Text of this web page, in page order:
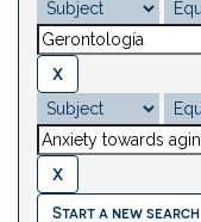
Start a new search